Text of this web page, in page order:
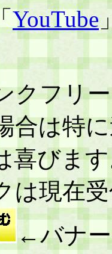
YouTube
クフリ
合は特
喜びま
は現在
←バナー